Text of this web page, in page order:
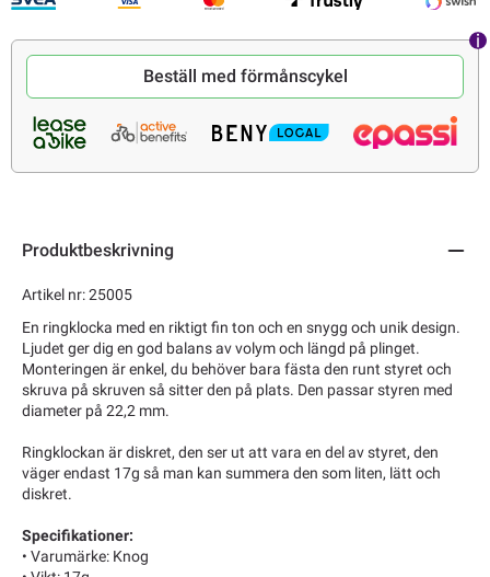
Beställ med förmånscykel
Produktbeskrivning
Artikel nr: 25005
En ringklocka med en riktigt fin ton och en snygg och unik design.
Ljudet ger dig en god balans av volym och längd på plinget.
Monteringen är enkel, du behöver bara fästa den runt styret och
skruva på skruven så sitter den på plats. Den passar styren med
diameter på 22,2 mm.
Ringklockan är diskret, den ser ut att vara en del av styret, den
väger endast 17g så man kan summera den som liten, lätt och
diskret.
Specifikationer:
• Varumärke: Knog